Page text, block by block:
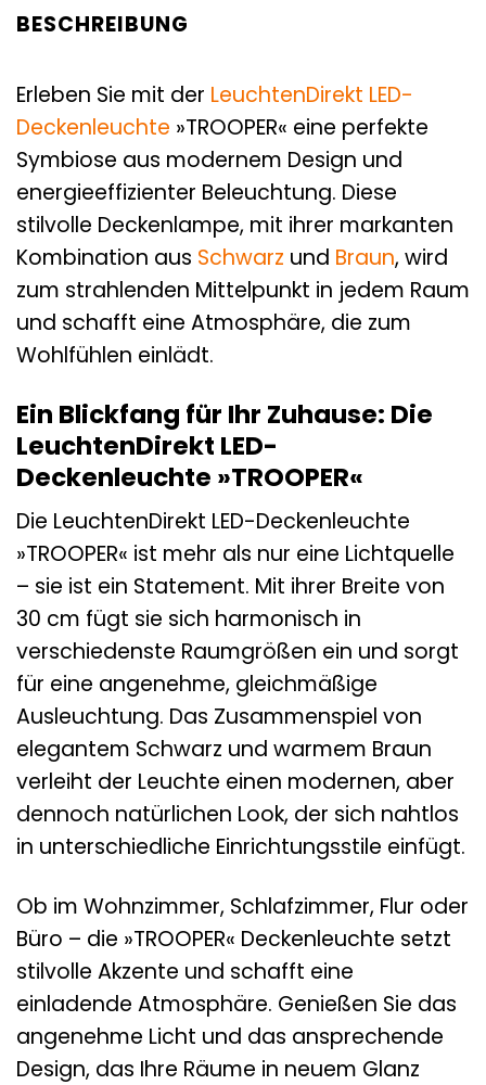
BESCHREIBUNG
Erleben Sie mit der LeuchtenDirekt LED-
Deckenleuchte »TROOPER« eine perfekte
Symbiose aus modernem Design und
energieeffizienter Beleuchtung. Diese
stilvolle Deckenlampe, mit ihrer markanten
Kombination aus Schwarz und Braun, wird
zum strahlenden Mittelpunkt in jedem Raum
und schafft eine Atmosphäre, die zum
Wohlfühlen einlädt.
Ein Blickfang für Ihr Zuhause: Die
LeuchtenDirekt LED-
Deckenleuchte »TROOPER«
Die LeuchtenDirekt LED-Deckenleuchte
»TROOPER« ist mehr als nur eine Lichtquelle
– sie ist ein Statement. Mit ihrer Breite von
30 cm fügt sie sich harmonisch in
verschiedenste Raumgrößen ein und sorgt
für eine angenehme, gleichmäßige
Ausleuchtung. Das Zusammenspiel von
elegantem Schwarz und warmem Braun
verleiht der Leuchte einen modernen, aber
dennoch natürlichen Look, der sich nahtlos
in unterschiedliche Einrichtungsstile einfügt.
Ob im Wohnzimmer, Schlafzimmer, Flur oder
Büro – die »TROOPER« Deckenleuchte setzt
stilvolle Akzente und schafft eine
einladende Atmosphäre. Genießen Sie das
angenehme Licht und das ansprechende
Design, das Ihre Räume in neuem Glanz